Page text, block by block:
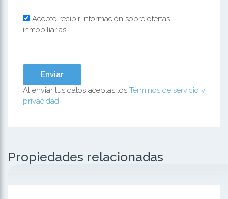
Acepto recibir información sobre ofertas
inmobiliarias
Al enviar tus datos aceptas los Términos de servicio y
privacidad
Propiedades relacionadas